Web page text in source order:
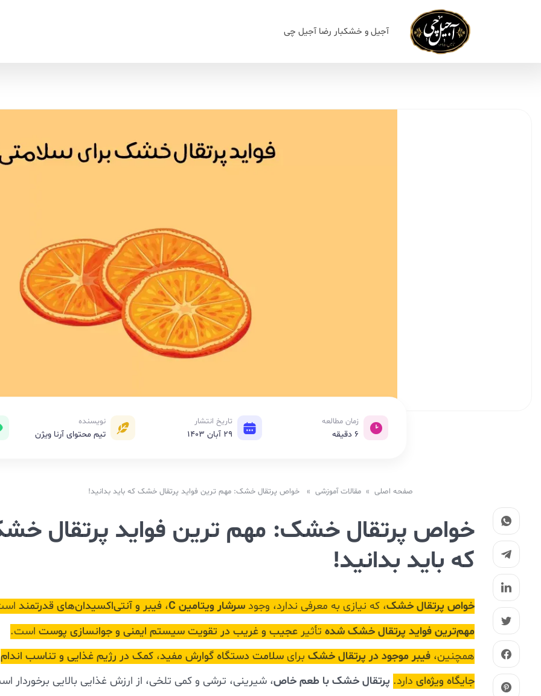
آجیل و خشکبار رضا آجیل چی
زمان مطالعه
6 دقیقه
تاریخ انتشار
29 آبان 1403
نویسنده
تیم محتوای آرنا ویژن
صفحه اصلی » مقالات آموزشی » خواص پرتقال خشک: مهم ترین فواید پرتقال خشک که باید بدانید!
خواص پرتقال خشک: مهم ترین فواید پرتقال
که باید بدانید!
خواص پرتقال خشک، که نیازی به معرفی ندارد، وجود سرشار ویتامین C ، فیبر و آنتی‌اکسیدان‌های قدرتمند
مهم‌ترین فواید پرتقال خشک شده تأثیر عجیب و غریب در تقویت سیستم ایمنی و جوانسازی پوست است.
همچنین، فیبر موجود در پرتقال خشک برای سلامت دستگاه گوارش مفید، کمک در رژیم غذایی و تناسب اندام
جایگاه ویژه‌ای دارد. پرتقال خشک با طعم خاص، شیرینی، ترشی و کمی تلخی، از ارزش غذایی بالایی برخوردار